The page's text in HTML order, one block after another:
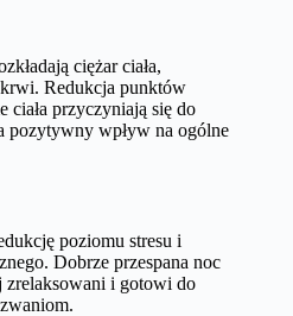
ciężar ciała,
Redukcja punktów
ciała przyczyniają się do
pozytywny wpływ na ogólne
poziomu stresu i
Dobrze przespana noc
zrelaksowani i gotowi do